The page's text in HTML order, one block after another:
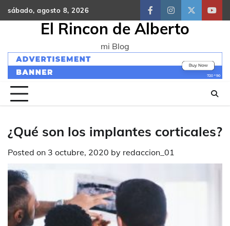
Skip
to
sábado, agosto 8, 2026
facebookinstagram
twitter
El Rincon de Alberto
mi Blog
¿Qué son los implantes corticales?
Posted on 3 octubre, 2020 by redaccion_01